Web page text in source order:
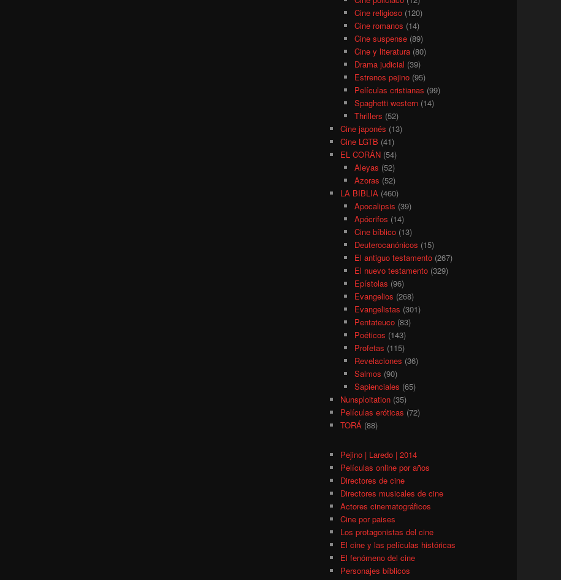
Cine religioso(120)
Cine romanos (14)
Cine suspense(89)
Cine y literatura(80)
Drama judicial (39)
Estrenos pejino(95)
Películas cristianas (99)
Spaghetti western(14)
Thrillers (52)
Cine japonés (13)
Cine LGTB (41)
EL CORÁN (54)
Aleyas (52)
Azoras (52)
LA BIBLIA (460)
Apocalipsis (39)
Apócrifos (14)
Cine bíblico(13)
Deuterocanónicos (15)
El antiguo testamento(267)
El nuevo testamento(329)
Epístolas (96)
Evangelios (268)
Evangelistas (301)
Pentateuco(83)
Poéticos (143)
Profetas (115)
Revelaciones (36)
Salmos (90)
Sapienciales (65)
Nunsploitation (35)
Películas eróticas (72)
TORÁ (88)
Pejino | Laredo | 2014
Películas online por años
Directores de cine
Directores musicales de cine
Actores cinematográficos
Cine por paises
Los protagonistas del cine
El cine y las películas históricas
El fenómeno del cine
Personajes bíblicos